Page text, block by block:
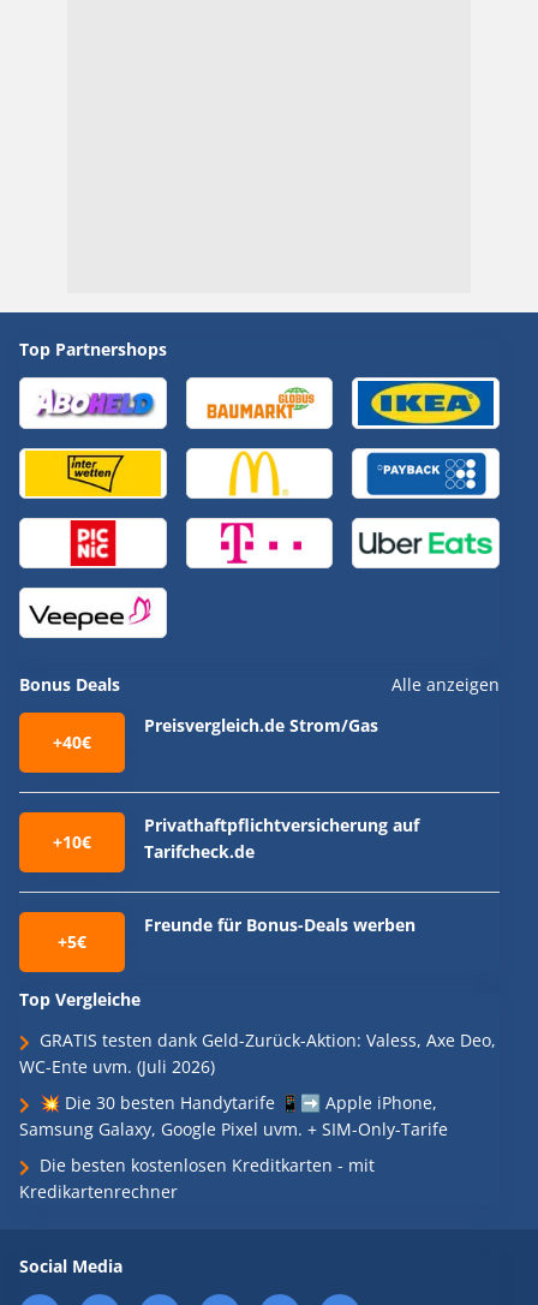
Top Partnershops
Bonus Deals Alle anzeigen
+40€
Preisvergleich.de Strom/Gas
+10€
Privathaftpflichtversicherung auf
Tarifcheck.de
+5€
Freunde für Bonus-Deals werben
Top Vergleiche
GRATIS testen dank Geld-Zurück-Aktion: Valess, Axe Deo,
WC-Ente uvm. (Juli 2026)
💥 Die 30 besten Handytarife 📱➡️ Apple iPhone,
Samsung Galaxy, Google Pixel uvm. + SIM-Only-Tarife
Die besten kostenlosen Kreditkarten - mit
Kredikartenrechner
Social Media